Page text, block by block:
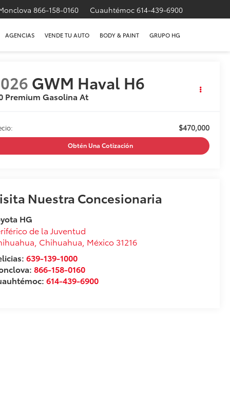
866-158-0160 Cuauhtémoc 614-439-6900
AGENCIAS VENDE TU AUTO BODY & PAINT GRUPO HG
GWM Haval H6
Premium Gasolina At
$470,000
Obtén Una Cotización
Nuestra Concesionaria
HG
de la Juventud
Chihuahua , México 31216
639-139-1000
866-158-0160
614-439-6900